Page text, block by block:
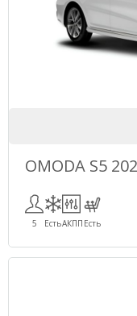
OMODA S5
5 ЕстьАКПП Есть